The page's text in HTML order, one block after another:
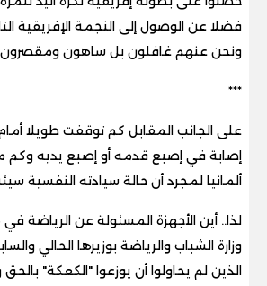
فضلا عن الوصول إلى النجمة الإفريقية
ونحن عنهم غافلون بل ساهون
***
على الجانب المقابل كم توقفت طويلا
إصابة في إصبع قدمه أو إصبع يديه وكم
ألمانيا لمجرد أن حالة سيادته النفسية
لذا.. أين الأجهزة المسئولة عن الرياضة
وزارة الشباب والرياضة بوزيرها الحالي
الذين لم يحاولوا أن يوزعوا "الكعكة" بالحق